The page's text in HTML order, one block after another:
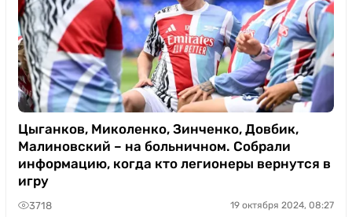
Цыганков, Миколенко, Зинченко, Довбик,
Малиновский – на больничном. Собрали
информацию, когда кто легионеры вернутся в
игру
3718 19 октября 2024, 08:27